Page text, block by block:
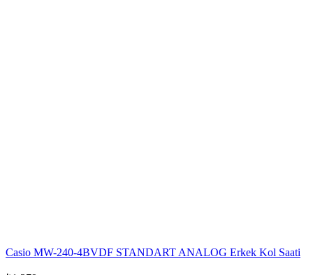
Casio MW-240-4BVDF STANDART ANALOG Erkek Kol Saati